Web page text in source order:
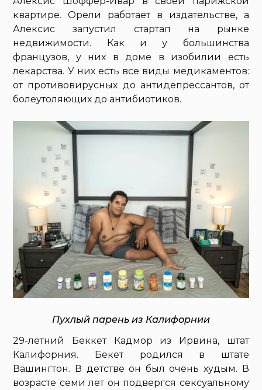
квартире. Орели работает в издательстве, а
Алексис запустил стартап на рынке
недвижимости. Как и у большинства
французов, у них в доме в изобилии есть
лекарства. У них есть все виды медикаментов:
от противовирусных до антидепрессантов, от
болеутоляющих до антибиотиков.
Пухлый парень из Калифорнии
29-летний Беккет Кадмор из Ирвина, штат
Калифорния. Бекет родился в штате
Вашингтон. В детстве он был очень худым. В
возрасте семи лет он подвергся сексуальному